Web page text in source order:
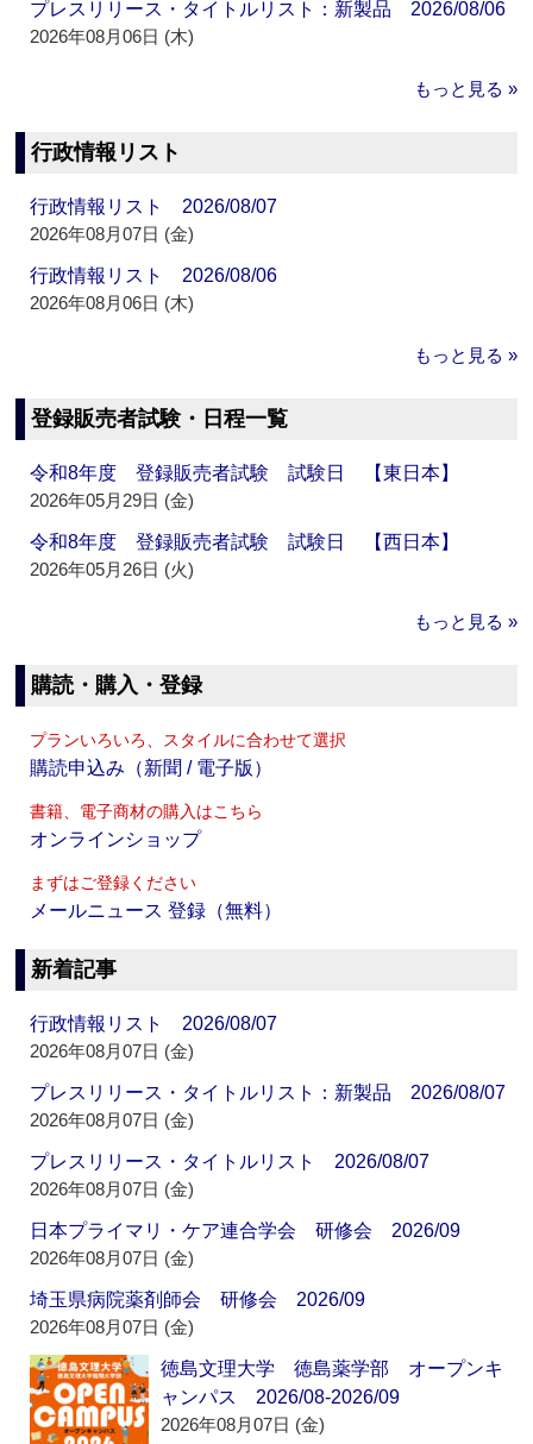
プレスリリース・タイトルリスト：新製品 2026/08/06
2026年08月06日 (木)
もっと見る »
行政情報リスト
行政情報リスト 2026/08/07
2026年08月07日 (金)
行政情報リスト 2026/08/06
2026年08月06日 (木)
もっと見る »
登録販売者試験・日程一覧
令和8年度 登録販売者試験 試験日 【東日本】
2026年05月29日 (金)
令和8年度 登録販売者試験 試験日 【西日本】
2026年05月26日 (火)
もっと見る »
購読・購入・登録
プランいろいろ、スタイルに合わせて選択
購読申込み（新聞 / 電子版）
書籍、電子商材の購入はこちら
オンラインショップ
まずはご登録ください
メールニュース 登録（無料）
新着記事
行政情報リスト 2026/08/07
2026年08月07日 (金)
プレスリリース・タイトルリスト：新製品 2026/08/07
2026年08月07日 (金)
プレスリリース・タイトルリスト 2026/08/07
2026年08月07日 (金)
日本プライマリ・ケア連合学会 研修会 2026/09
2026年08月07日 (金)
埼玉県病院薬剤師会 研修会 2026/09
2026年08月07日 (金)
徳島文理大学 徳島薬学部 オープンキ
ャンパス 2026/08-2026/09
2026年08月07日 (金)